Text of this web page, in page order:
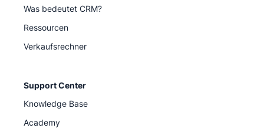
Was bedeutet CRM?
Ressourcen
Verkaufsrechner
Support Center
Knowledge Base
Academy